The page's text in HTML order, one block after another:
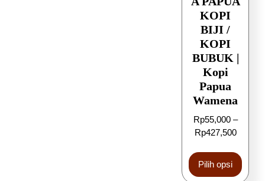
KOPI
BIJI /
KOPI
BUBUK |
Kopi
Papua
Wamena
Rp55,000 –
Rp427,500
Pilih opsi